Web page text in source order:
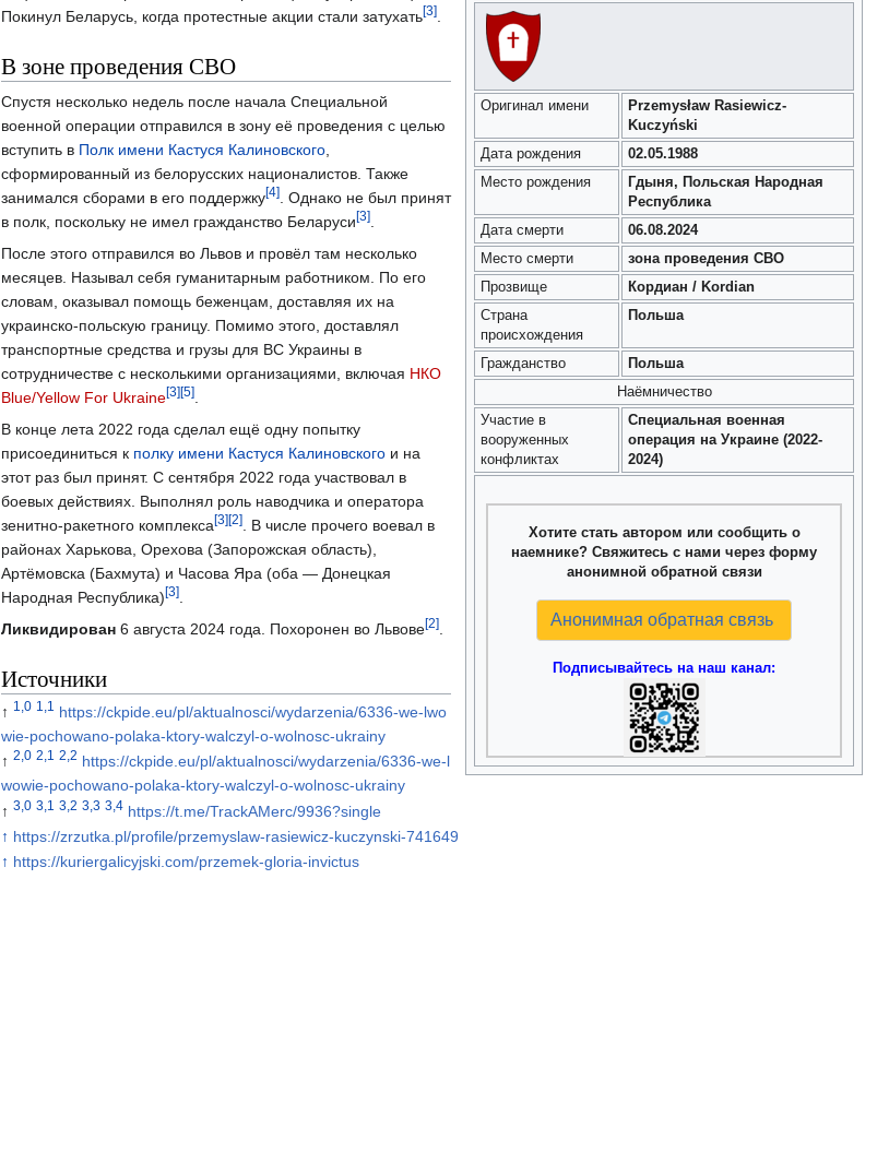
Оригинал имени
Przemysław Rasiewicz-
Kuczyński
Дата рождения
02.05.1988
Место рождения
Гдыня, Польская Народная
Республика
Дата смерти
06.08.2024
Место смерти
зона проведения СВО
Прозвище
Кордиан / Kordian
Страна
происхождения
Польша
Гражданство
Польша
Наёмничество
Участие в
вооруженных
конфликтах
Специальная военная
операция на Украине (2022-
2024)
Хотите стать автором или сообщить о
наемнике? Свяжитесь с нами через форму
анонимной обратной связи
Анонимная обратная связь
Подписывайтесь на наш канал:
Покинул Беларусь, когда протестные акции стали затухать[3].
В зоне проведения СВО
Спустя несколько недель после начала Специальной
военной операции отправился в зону её проведения с целью
вступить в Полк имени Кастуся Калиновского,
сформированный из белорусских националистов. Также
занимался сборами в его поддержку[4]. Однако не был принят
в полк, поскольку не имел гражданство Беларуси[3].
После этого отправился во Львов и провёл там несколько
месяцев. Называл себя гуманитарным работником. По его
словам, оказывал помощь беженцам, доставляя их на
украинско-польскую границу. Помимо этого, доставлял
транспортные средства и грузы для ВС Украины в
сотрудничестве с несколькими организациями, включая НКО
Blue/Yellow For Ukraine[3][5].
В конце лета 2022 года сделал ещё одну попытку
присоединиться к полку имени Кастуся Калиновскогои на
этот раз был принят. С сентября 2022 года участвовал в
боевых действиях. Выполнял роль наводчика и оператора
зенитно-ракетного комплекса[3][2]. В числе прочего воевал в
районах Харькова, Орехова (Запорожская область),
Артёмовска (Бахмута) и Часова Яра (оба — Донецкая
Народная Республика)[3].
Ликвидирован6 августа 2024 года. Похоронен во Львове[2].
Источники
↑ 1,0 1,1
https://ckpide.eu/pl/aktualnosci/wydarzenia/6336-we-lwo
wie-pochowano-polaka-ktory-walczyl-o-wolnosc-ukrainy
↑ 2,0 2,1 2,2 https://ckpide.eu/pl/aktualnosci/wydarzenia/6336-we-l
wowie-pochowano-polaka-ktory-walczyl-o-wolnosc-ukrainy
↑ 3,0 3,1 3,2 3,3 3,4 https://t.me/TrackAMerc/9936?single
↑ https://zrzutka.pl/profile/przemyslaw-rasiewicz-kuczynski-741649
↑ https://kuriergalicyjski.com/przemek-gloria-invictus